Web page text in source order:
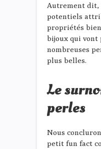
Autrement dit,
potentiels
propriétés
bijoux qui vont
nombreuses
plus belles.
Le
perles
Nous
petit fun fact